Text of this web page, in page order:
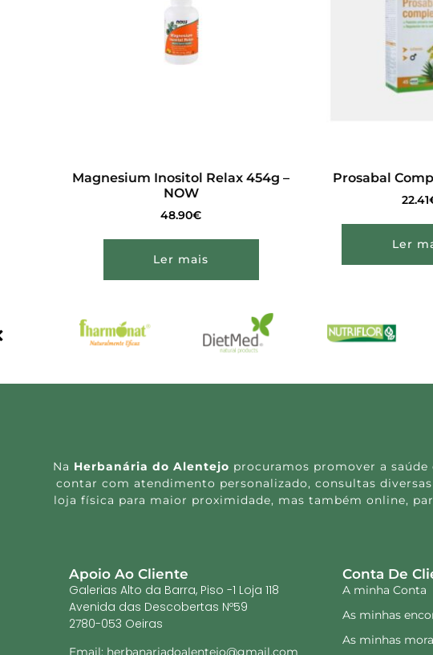
Magnesium Inositol Relax 454g –
NOW
48.90€
Ler mais
Prosabal
22.41
Ler
Na Herbanária do Alentejo procuramos promover a
contar com atendimento personalizado, consultas
loja física para maior proximidade, mas também online,
Apoio Ao Cliente
Galerias Alto da Barra, Piso -1 Loja 118
Avenida das Descobertas Nº59
2780-053 Oeiras
Email: herbanariadoalentejo@gmail.com
Conta De
A minha Conta
As minhas
As minhas